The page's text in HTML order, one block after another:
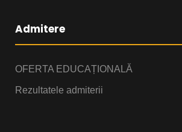
Admitere
OFERTA EDUCAȚIONALĂ
Rezultatele admiterii